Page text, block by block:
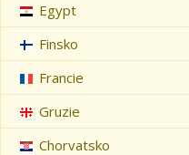
Egypt
Finsko
Francie
Gruzie
Chorvatsko